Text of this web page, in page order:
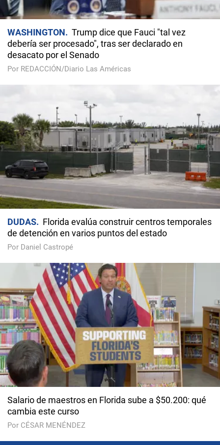
WASHINGTON
Trump dice que Fauci "tal vez
debería ser procesado", tras ser declarado en
desacato por el Senado
Por REDACCIÓN/Diario Las Américas
DUDAS
Florida evalúa construir centros temporales
de detención en varios puntos del estado
Por Daniel Castropé
Salario de maestros en Florida sube a $50.200: qué
cambia este curso
Por CÉSAR MENÉNDEZ